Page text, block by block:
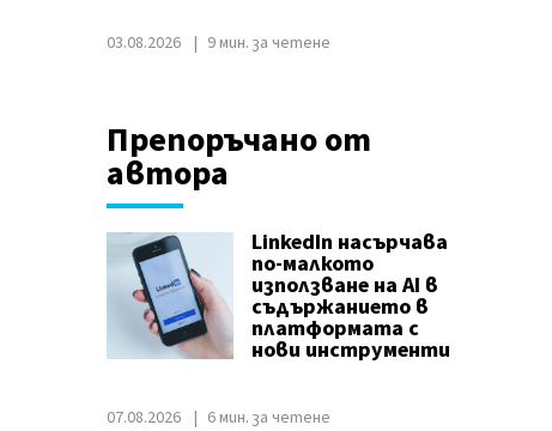
03.08.2026 9 мин. за четене
Препоръчано от
автора
LinkedIn насърчава
по-малкото
използване на AI в
съдържанието в
платформата с
нови инструменти
07.08.2026 6 мин. за четене